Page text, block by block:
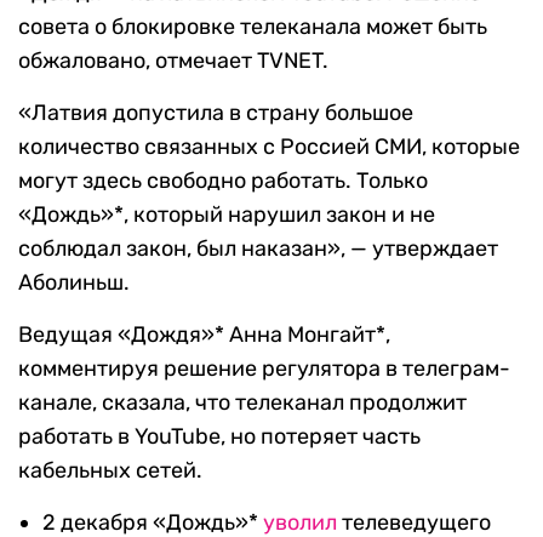
совета о блокировке телеканала может быть
обжаловано, отмечает TVNET.
«Латвия допустила в страну большое
количество связанных с Россией СМИ, которые
могут здесь свободно работать. Только
«Дождь»*, который нарушил закон и не
соблюдал закон, был наказан», — утверждает
Аболиньш.
Ведущая «Дождя»* Анна Монгайт*,
комментируя решение регулятора в телеграм-
канале, сказала, что телеканал продолжит
работать в YouTube, но потеряет часть
кабельных сетей.
2 декабря «Дождь»* уволил телеведущего